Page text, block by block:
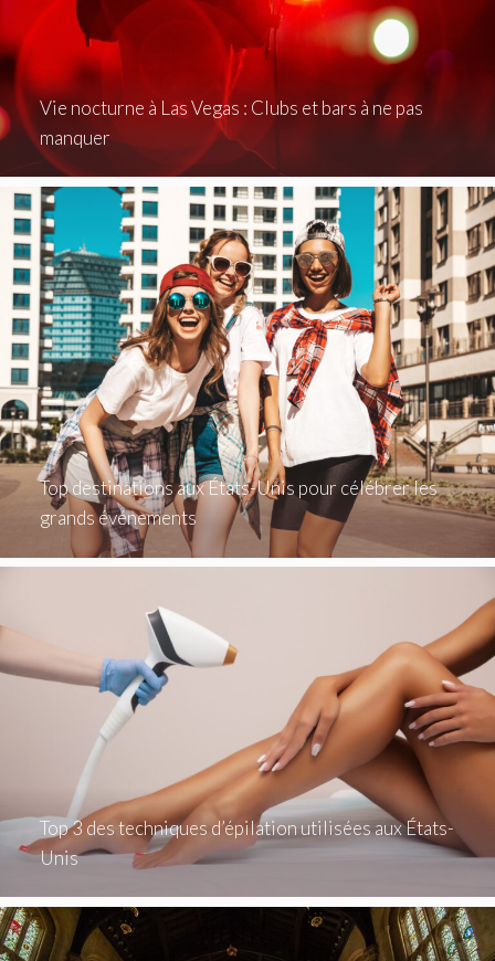
Vie nocturne à Las Vegas : Clubs et bars à ne pas
manquer
Top destinations aux États-Unis pour célébrer les
grands événements
Top 3 des techniques d’épilation utilisées aux États-
Unis